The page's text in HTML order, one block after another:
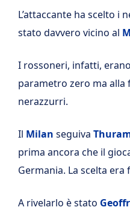
L’attaccante ha scelto i
stato davvero vicino al
I rossoneri, infatti,
parametro zero ma alla
nerazzurri.
Il Milan seguiva
prima ancora che il
Germania. La scelta era
A rivelarlo è stato